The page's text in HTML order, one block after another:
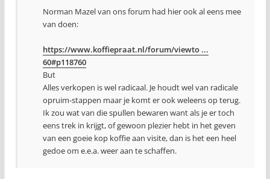
Norman Mazel van ons forum had hier ook al eens mee
van doen:
https://www.koffiepraat.nl/forum/viewto ...
60#p118760
But
Alles verkopen is wel radicaal. Je houdt wel van radicale
opruim-stappen maar je komt er ook weleens op terug.
Ik zou wat van die spullen bewaren want als je er toch
eens trek in krijgt, of gewoon plezier hebt in het geven
van een goeie kop koffie aan visite, dan is het een heel
gedoe om e.e.a. weer aan te schaffen.